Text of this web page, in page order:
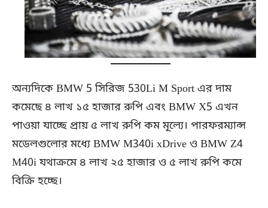
অন্যদিকে BMW 5 সিরিজ 530Li M Sport এর দাম
কমেছে ৪ লাখ ১৫ হাজার রুপি এবং BMW X5 এখন
পাওয়া যাচ্ছে প্রায় ৫ লাখ রুপি কম মূল্যে। পারফরম্যান্স
মডেলগুলোর মধ্যে BMW M340i xDrive ও BMW Z4
M40i যথাক্রমে ৪ লাখ ২৫ হাজার ও ৫ লাখ রুপি কমে
বিক্রি হচ্ছে।